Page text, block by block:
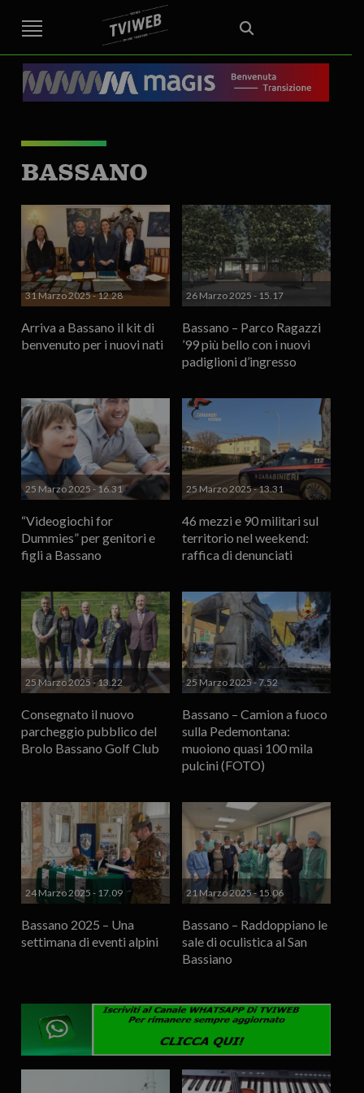
STREET TG CRONACA VENETO
VICENZA E PROVINCIA
AREA BERICA
ECONOMIA ATTUALITA’ POLITICA
EDITORIALE ITALIA E MONDO CURIOSITÀ – LIFESTYLE
CULTURA ARTE
SPORT
IL GRAFFIO FOOD & DRINK
BASSANO
31 Marzo 2025 - 12.28
Arriva a Bassano il kit di
benvenuto per i nuovi nati
26 Marzo 2025 - 15.17
Bassano – Parco Ragazzi
’99 più bello con i nuovi
padiglioni d’ingresso
25 Marzo 2025 - 16.31
“Videogiochi for
Dummies” per genitori e
figli a Bassano
25 Marzo 2025 - 13.31
46 mezzi e 90 militari sul
territorio nel weekend:
raffica di denunciati
25 Marzo 2025 - 13.22
Consegnato il nuovo
parcheggio pubblico del
Brolo Bassano Golf Club
25 Marzo 2025 - 7.52
Bassano – Camion a fuoco
sulla Pedemontana:
muoiono quasi 100 mila
pulcini (FOTO)
24 Marzo 2025 - 17.09
Bassano 2025 – Una
settimana di eventi alpini
21 Marzo 2025 - 15.06
Bassano – Raddoppiano le
sale di oculistica al San
Bassiano